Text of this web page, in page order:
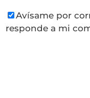
Avísame por
responde a mi